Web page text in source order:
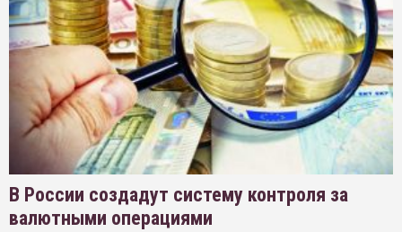
В России создадут систему контроля за
валютными операциями